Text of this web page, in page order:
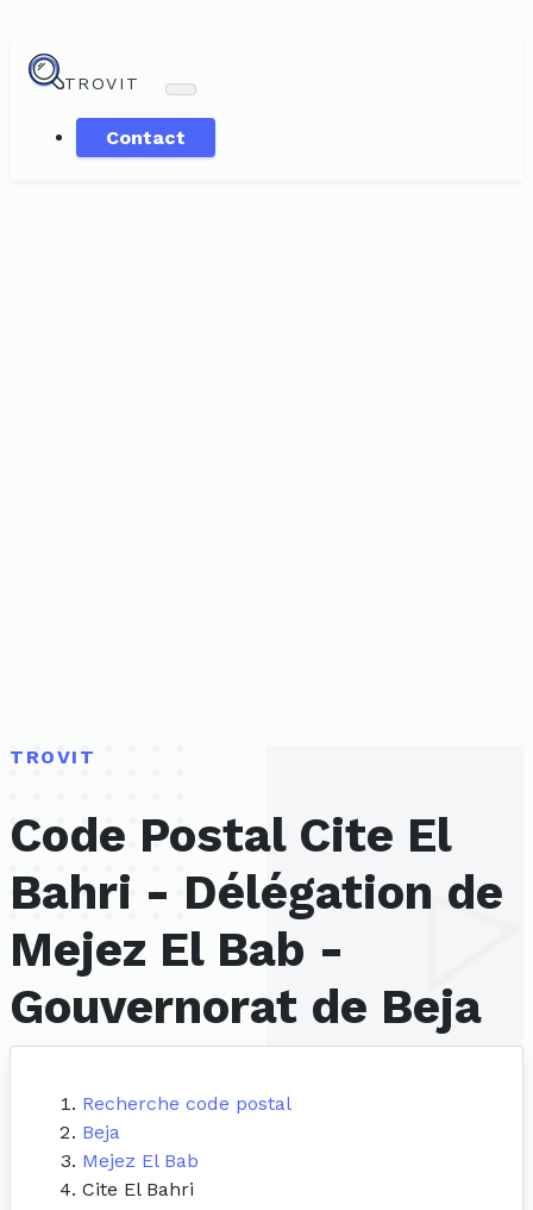
TROVIT
Contact
TROVIT
Code Postal Cite El
Bahri - Délégation de
Mejez El Bab -
Gouvernorat de Beja
Recherche code postal
Beja
Mejez El Bab
Cite El Bahri